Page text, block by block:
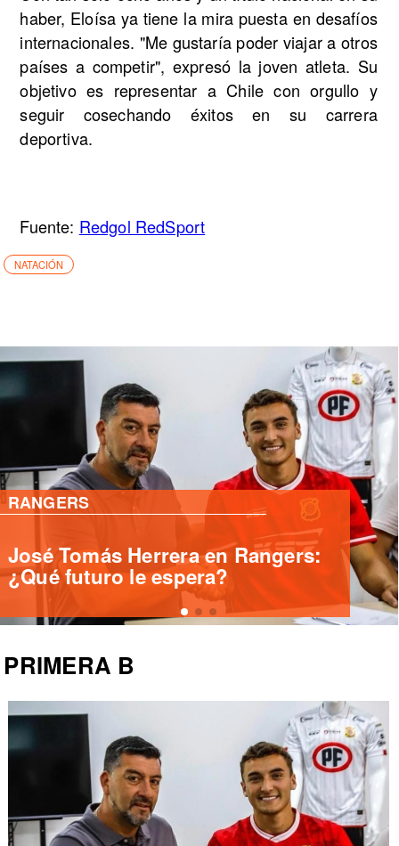
haber, Eloísa ya tiene la mira puesta en desafíos
internacionales. "Me gustaría poder viajar a otros
países a competir", expresó la joven atleta. Su
objetivo es representar a Chile con orgullo y
seguir cosechando éxitos en su carrera
deportiva.
Fuente: Redgol RedSport
NATACIÓN
PRIMERA B
Deportes Santa Cruz ficha
delantero internacional Yashir
Islame Pinto
PRIMERA B